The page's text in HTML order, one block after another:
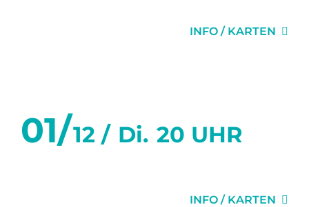
INFO / KARTEN
01/12 / Di. 20 UHR
INFO / KARTEN